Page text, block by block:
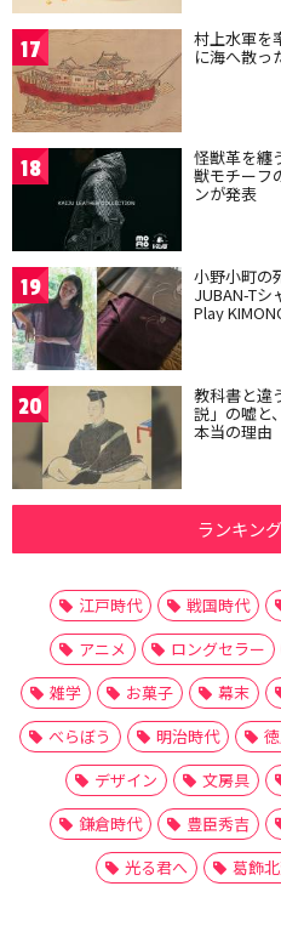
17 村上水軍を
に海へ散っ
18 怪獣革を纏
獣モチーフ
ンが発表
19 小野小町の
JUBAN-T
Play
20 教科書と違
説」の嘘と
本当の理由
ランキン
江戸時代 戦国時代
アニメ
ロングセラー
雑学
お菓子 幕末
べらぼう
明治時代
デザイン
文房具
鎌倉時代
豊臣秀吉
光る君へ
葛飾